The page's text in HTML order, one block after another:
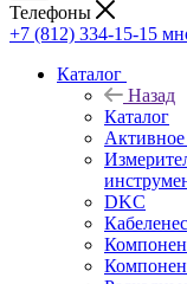
Телефоны
+7 (812) 334-15-15
Каталог
Назад
Каталог
Активное
DKC